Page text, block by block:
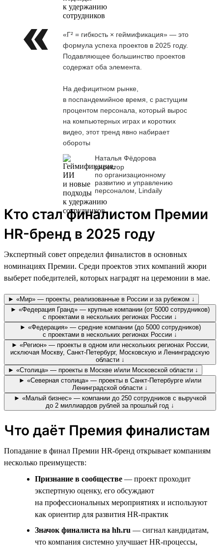
«Г² = гибкость × геймификация» — это
формула успеха проектов в 2025 году.
Подавляющее большинство проектов
содержат оба элемента.
На дефицитном рынке,
в поспандемийное время, с растущим
процентом персонала, который вырос
на компьютерных играх и коротких
видео, этот тренд явно набирает
обороты
Наталья Фёдорова
директор
по организационному
развитию и управлению
персоналом, Lindaily
Кто стал финалистом Премии
HR-бренд в 2025 году
Экспертный совет определил финалистов в основных
номинациях Премии. Среди проектов этих компаний жюри
выберет победителей, которых наградят на церемонии в мае.
► «Мир» — проекты, реализованные в России и за рубежом ↓
► «Федерация Гранд» — крупные компании (от 5000 сотрудников)
с проектами в нескольких регионах России ↓
► «Федерация» — средние компании (до 5000 сотрудников)
с проектами в нескольких регионах России ↓
► «Регион» — проекты в одном или нескольких регионах России,
исключая Москву, Санкт-Петербург, Московскую и Ленинградскую
области ↓
► «Столица» — проекты в Москве и/или Московской области ↓
► «Северная столица» — проекты в Санкт-Петербурге и/или
Ленинградской области ↓
► «Малый бизнес» — компании до 250 сотрудников с выручкой
до 2 миллиардов рублей за прошлый год ↓
Что даёт Премия финалистам
Попадание в финал Премии HR-бренд открывает компаниям
несколько преимуществ:
Признание в сообществе — проект проходит
экспертную оценку, его обсуждают
на профессиональных мероприятиях и используют
как ориентир для развития HR-практик
Значок финалиста на hh.ru — сигнал кандидатам,
что компания системно улучшает HR-процессы,